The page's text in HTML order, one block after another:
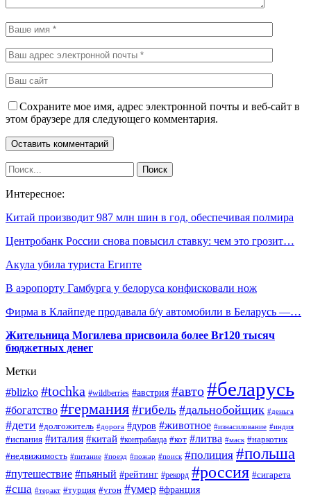
Сохраните мое имя, адрес электронной почты и веб-сайт в
этом браузере для следующего комментария.
Интересное:
Китай производит 987 млн шин в год, обеспечивая полмира
Центробанк России снова повысил ставку: чем это грозит…
Акула убила туриста Египте
В аэропорту Гамбурга у белоруса конфисковали нож
Фирма в Клайпеде продавала б/у автомобили в Беларусь —…
Жительница Могилева присвоила более Br120 тысяч
бюджетных денег
Метки
#blizko #tochka #wildberries #австрия #авто#беларусь
#богатство #германия#гибель #дальнобойщик #деньга
#дети #долгожитель #дорога #дуров #животное #изнасилование #индия
#испания #италия #китай #контрабанда #кот #литва #маск #наркотик
#недвижимость #питание #поезд #пожар #поиск #полиция #польша
#путешествие #пьяный #рейтинг #рекорд #россия #сигарета
#сша #теракт #турция #угон #умер #франция